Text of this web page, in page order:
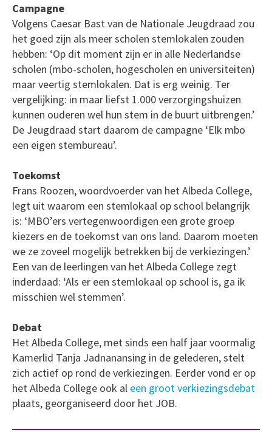
Campagne
Volgens Caesar Bast van de Nationale Jeugdraad zou
het goed zijn als meer scholen stemlokalen zouden
hebben: ‘Op dit moment zijn er in alle Nederlandse
scholen (mbo-scholen, hogescholen en universiteiten)
maar veertig stemlokalen. Dat is erg weinig. Ter
vergelijking: in maar liefst 1.000 verzorgingshuizen
kunnen ouderen wel hun stem in de buurt uitbrengen.’
De Jeugdraad start daarom de campagne ‘Elk mbo
een eigen stembureau’.
Toekomst
Frans Roozen, woordvoerder van het Albeda College,
legt uit waarom een stemlokaal op school belangrijk
is: ‘MBO’ers vertegenwoordigen een grote groep
kiezers en de toekomst van ons land. Daarom moeten
we ze zoveel mogelijk betrekken bij de verkiezingen.’
Een van de leerlingen van het Albeda College zegt
inderdaad: ‘Als er een stemlokaal op school is, ga ik
misschien wel stemmen’.
Debat
Het Albeda College, met sinds een half jaar voormalig
Kamerlid Tanja Jadnanansing in de gelederen, stelt
zich actief op rond de verkiezingen. Eerder vond er op
het Albeda College ook al een groot verkiezingsdebat
plaats, georganiseerd door het JOB.